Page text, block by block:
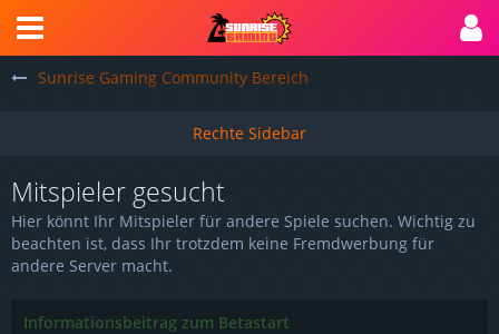
Sunrise Gaming Community Bereich
Mitspieler gesucht
Hier könnt Ihr Mitspieler für andere Spiele suchen. Wichtig zu
beachten ist, dass Ihr trotzdem keine Fremdwerbung für
andere Server macht.
Informationsbeitrag zum Betastart